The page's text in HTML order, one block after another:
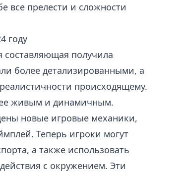
все прелести и сложности
году
составляющая получила
более детализированными, а
происходящему.
живым и динамичным.
новые игровые механики,
Теперь игроки могут
а также использовать
с окружением. Эти